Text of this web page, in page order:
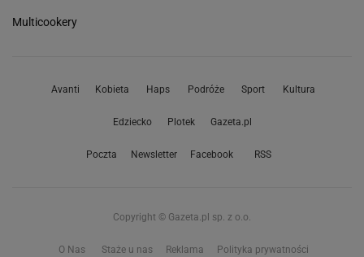
Multicookery
Avanti Kobieta Haps Podróże Sport Kultura
Edziecko Plotek Gazeta.pl
Poczta Newsletter Facebook RSS
Copyright © Gazeta.pl sp. z o.o.
O Nas Staże u nas Reklama Polityka prywatności